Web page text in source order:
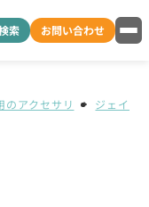
索 お問い合わせ
アクセサリ ジェイモ